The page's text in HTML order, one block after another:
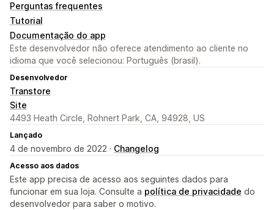
Perguntas frequentes
Tutorial
Documentação do app
Este desenvolvedor não oferece atendimento ao cliente no
idioma que você selecionou: Português (brasil).
Desenvolvedor
Transtore
Site
4493 Heath Circle, Rohnert Park, CA, 94928, US
Lançado
4 de novembro de 2022 · Changelog
Acesso aos dados
Este app precisa de acesso aos seguintes dados para
funcionar em sua loja. Consulte a política de privacidade do
desenvolvedor para saber o motivo.